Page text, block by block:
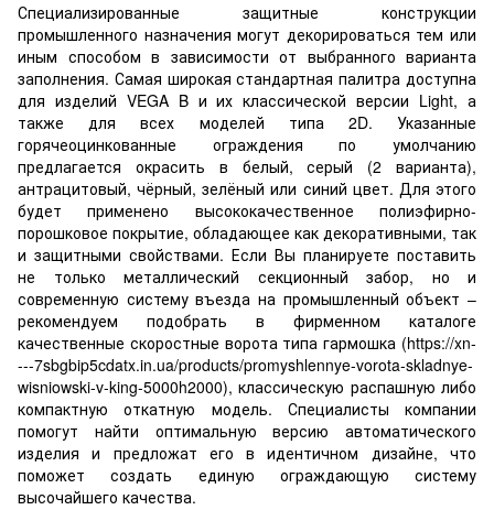
Специализированные защитные конструкции
промышленного назначения могут декорироваться тем или
иным способом в зависимости от выбранного варианта
заполнения. Самая широкая стандартная палитра доступна
для изделий VEGA B и их классической версии Light, а
также для всех моделей типа 2D. Указанные
горячеоцинкованные ограждения по умолчанию
предлагается окрасить в белый, серый (2 варианта),
антрацитовый, чёрный, зелёный или синий цвет. Для этого
будет применено высококачественное полиэфирно-
порошковое покрытие, обладающее как декоративными, так
и защитными свойствами. Если Вы планируете поставить
не только металлический секционный забор, но и
современную систему въезда на промышленный объект –
рекомендуем подобрать в фирменном каталоге
качественные скоростные ворота типа гармошка (https://xn-
---7sbgbip5cdatx.in.ua/products/promyshlennye-vorota-skladnye-
wisniowski-v-king-5000h2000), классическую распашную либо
компактную откатную модель. Специалисты компании
помогут найти оптимальную версию автоматического
изделия и предложат его в идентичном дизайне, что
поможет создать единую ограждающую систему
высочайшего качества.